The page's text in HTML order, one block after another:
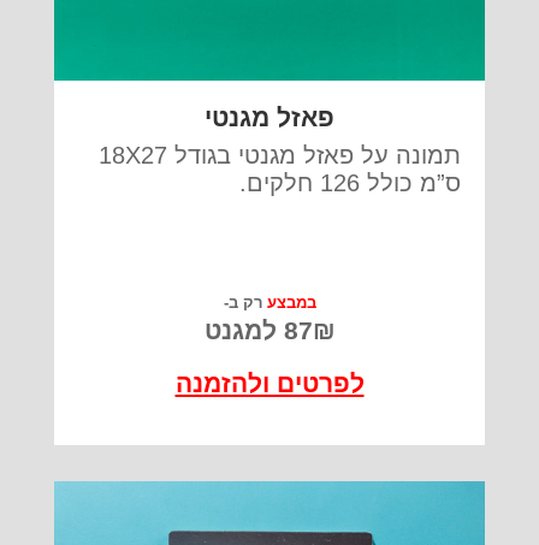
פאזל מגנטי
תמונה על פאזל מגנטי בגודל 18X27
ס”מ כולל 126 חלקים.
במבצע רק ב-
87₪ למגנט
לפרטים ולהזמנה